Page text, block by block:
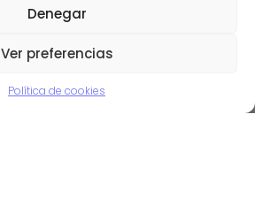
Denegar
Ver preferencias
Política de cookies